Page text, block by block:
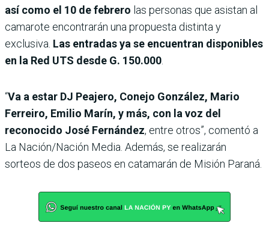
así como el 10 de febrero las personas que asistan al
camarote encontrarán una propuesta distinta y
exclusiva. Las entradas ya se encuentran disponibles
en la Red UTS desde G. 150.000
“Va a estar DJ Peajero, Conejo González, Mario
Ferreiro, Emilio Marín, y más, con la voz del
reconocido José Fernández, entre otros”, comentó a
La Nación/Nación Media. Además, se realizarán
sorteos de dos paseos en catamarán de Misión Paraná.